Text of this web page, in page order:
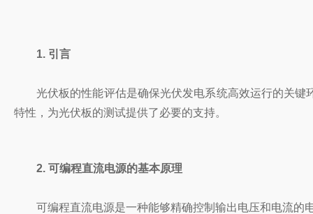
1. 引言
光伏板的性能评估是确保光伏发电系统高效运行的关
特性，为光伏板的测试提供了必要的支持。
2. 可编程直流电源的基本原理
可编程直流电源是一种能够精确控制输出电压和电流的